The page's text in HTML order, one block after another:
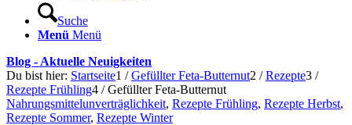
Suche
Menü Menü
Blog - Aktuelle Neuigkeiten
Du bist hier: Startseite1 / Gefüllter Feta-Butternut2 / Rezepte3 /
Rezepte Frühling4 / Gefüllter Feta-Butternut
Nahrungsmittelunverträglichkeit, Rezepte Frühling, Rezepte Herbst,
Rezepte Sommer, Rezepte Winter